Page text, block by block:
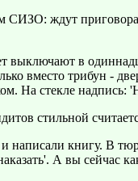
СИЗО: ждут
выключают в
вместо трибун -
На стекле надпись:
стильной
написали книгу. В
А вы сейчас